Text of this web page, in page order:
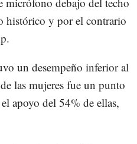
histórico y por el contrario
un desempeño inferior al
las mujeres fue un punto
apoyo del 54% de ellas,